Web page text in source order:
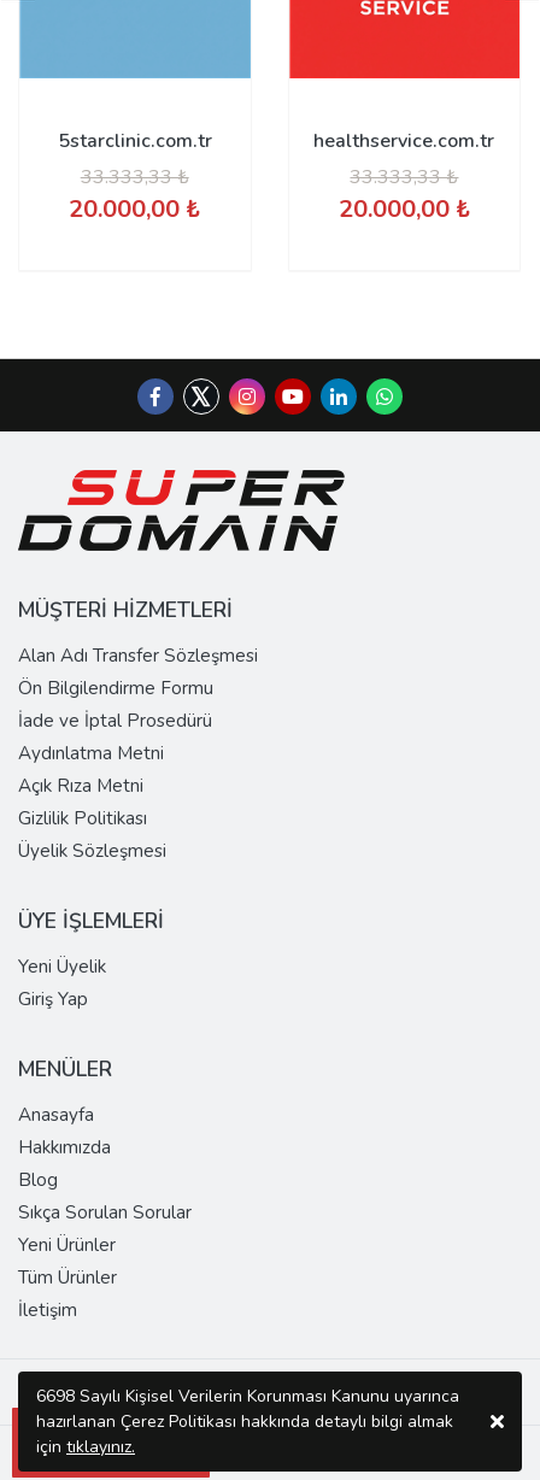
5starclinic.com.tr
33.333,33 ₺
20.000,00 ₺
healthservice.com.tr
33.333,33 ₺
20.000,00 ₺
Son 24 saatte1kişi
bu domaini inceledi.
MÜŞTERİ HİZMETLERİ
Alan Adı Transfer Sözleşmesi
Ön Bilgilendirme Formu
İade ve İptal Prosedürü
Aydınlatma Metni
Açık Rıza Metni
Gizlilik Politikası
Üyelik Sözleşmesi
ÜYE İŞLEMLERİ
Yeni Üyelik
Giriş Yap
MENÜLER
Anasayfa
Hakkımızda
Blog
Sıkça Sorulan Sorular
Yeni Ürünler
Tüm Ürünler
İletişim
Copyright © 2026 SUPER DOMAIN Tüm Hakları Saklıdır.
Web Business
6698 Sayılı Kişisel Verilerin Korunması Kanunu uyarınca
hazırlanan Çerez Politikası hakkında detaylı bilgi almak
için tıklayınız.